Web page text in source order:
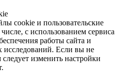
cookie и пользовательские
с использованием сервиса
работы сайта и
исследований. Если вы не
изменить настройки